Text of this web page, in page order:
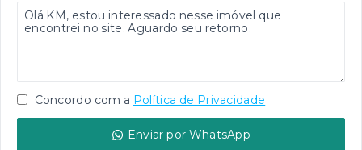
Concordo com a Política de Privacidade
Enviar por WhatsApp